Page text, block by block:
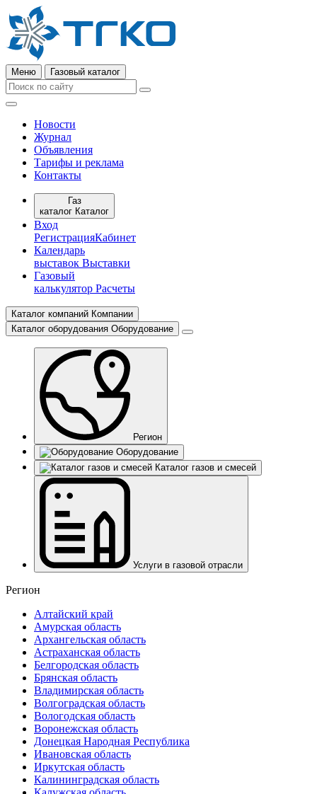
Меню Газовый каталог
Новости
Журнал
Объявления
Тарифы и реклама
Контакты
Газ
каталог Каталог
Вход
РегистрацияКабинет
Календарь
выставок Выставки
Газовый
калькулятор Расчеты
Каталог компаний Компании
Каталог оборудования Оборудование
Регион
Оборудование
Каталог газов и смесей
Услуги в газовой отрасли
Регион
Алтайский край
Амурская область
Архангельская область
Астраханская область
Белгородская область
Брянская область
Владимирская область
Волгоградская область
Вологодская область
Воронежская область
Донецкая Народная Республика
Ивановская область
Иркутская область
Калининградская область